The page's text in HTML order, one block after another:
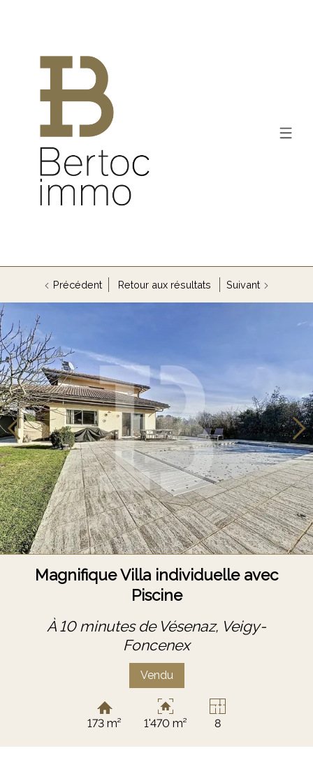
Précédent Retour aux résultats Suivant
Magnifique Villa individuelle avec
Piscine
À 10 minutes de Vésenaz, Veigy-
Foncenex
Vendu
173 m² 1'470 m² 8